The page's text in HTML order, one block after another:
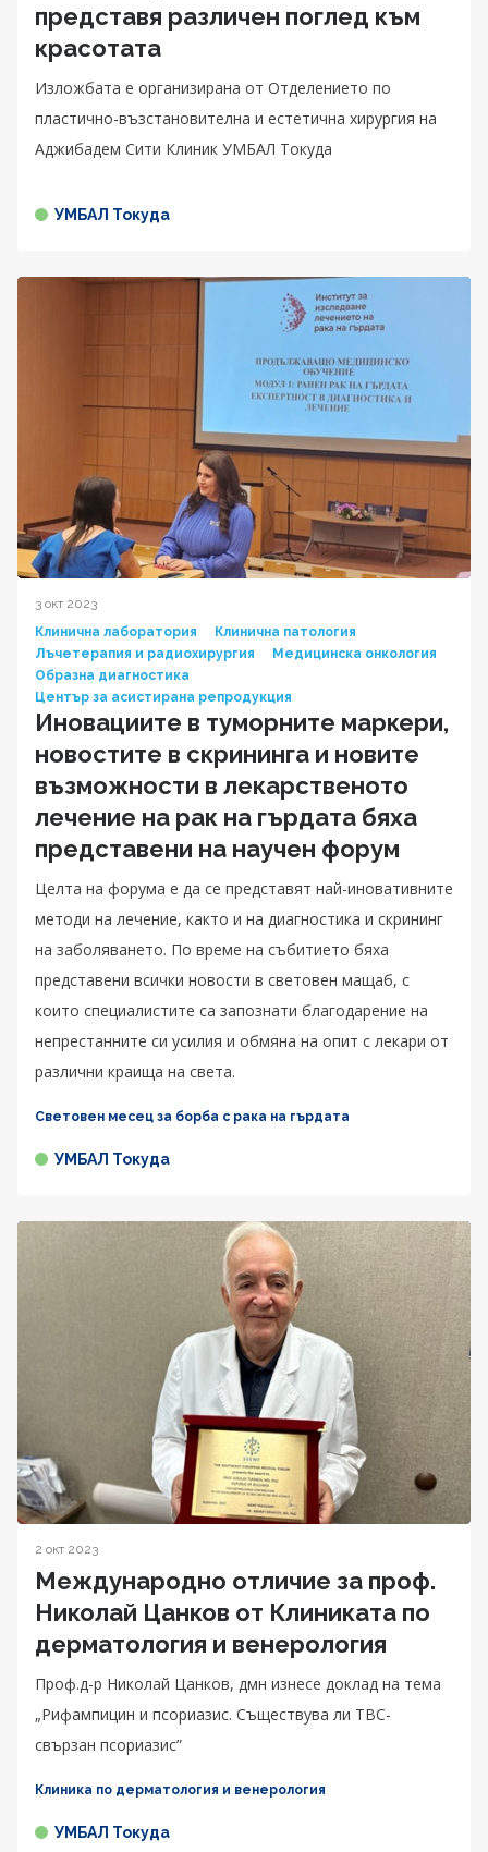
представя различен поглед към
красотата
Изложбата е организирана от Отделението по
пластично-възстановителна и естетична хирургия на
Аджибадем Сити Клиник УМБАЛ Токуда
УМБАЛ Токуда
3 окт 2023
Клинична лаборатория
Клинична патология
Лъчетерапия и радиохирургия
Медицинска онкология
Образна диагностика
Център за асистирана репродукция
Иновациите в туморните маркери,
новостите в скрининга и новите
възможности в лекарственото
лечение на рак на гърдата бяха
представени на научен форум
Целта на форума е да се представят най-иновативните
методи на лечение, както и на диагностика и скрининг
на заболяването. По време на събитието бяха
представени всички новости в световен мащаб, с
които специалистите са запознати благодарение на
непрестанните си усилия и обмяна на опит с лекари от
различни краища на света.
Световен месец за борба с рака на гърдата
УМБАЛ Токуда
2 окт 2023
Международно отличие за проф.
Николай Цанков от Клиниката по
дерматология и венерология
Проф.д-р Николай Цанков, дмн изнесе доклад на тема
„Рифампицин и псориазис. Съществува ли ТВС-
свързан псориазис”
Клиника по дерматология и венерология
УМБАЛ Токуда